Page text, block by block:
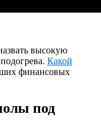
высокую
Какой
финансовых
под